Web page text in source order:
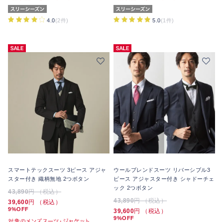
4.0(2件) 5.0(1件)
スマートテックスーツ 3ピース アジャ
スター付き 織柄無地 2つボタン
43,890円 （税込）
39,600円 （税込）
9%OFF
ウールブレンドスーツ リバーシブル3
ピース アジャスター付き シャドーチェ
ック 2つボタン
43,890円 （税込）
39,600円 （税込）
9%OFF